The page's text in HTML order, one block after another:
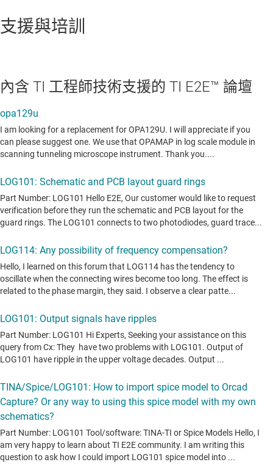
支援與培訓
內含 TI 工程師技術支援的 TI E2E™ 論壇